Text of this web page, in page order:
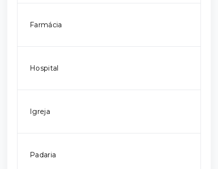
Farmácia
Hospital
Igreja
Padaria